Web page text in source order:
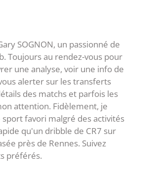
SOGNON, un passionné de
Toujours au rendez-vous pour
une analyse, voir une info de
alerter sur les transferts
des matchs et parfois les
attention. Fidèlement, je
favori malgré des activités
qu'un dribble de CR7 sur
près de Rennes. Suivez
préférés.